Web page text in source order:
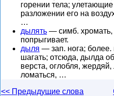
горении тела; улетающие
разложении его на
…
дылять — симб. хромать,
попрыгивает.
дыля — зап. нога; более.
шагать; отсюда, дылда
верста, оглобля,
ломаться, …
<< Предыдущие слова